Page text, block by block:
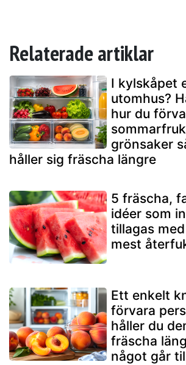
Relaterade artiklar
I kylskåpet
utomhus?
hur du
grönsaker
håller sig fräscha längre
5 fräscha,
idéer som
tillagas
mest
Ett enkelt
förvara
håller du
fräscha
något går